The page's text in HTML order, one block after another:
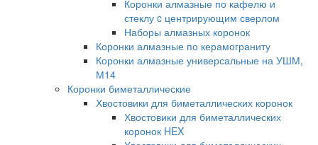
Коронки алмазные по кафелю и
стеклу c центрирующим сверлом
Наборы алмазных коронок
Коронки алмазные по керамограниту
Коронки алмазные универсальные на УШМ,
М14
Коронки биметаллические
Хвостовики для биметаллических коронок
Хвостовики для биметаллических
коронок HEX